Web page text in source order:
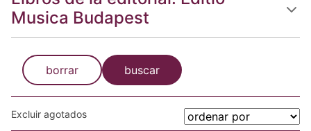
Musica Budapest
borrar buscar
Excluir agotados